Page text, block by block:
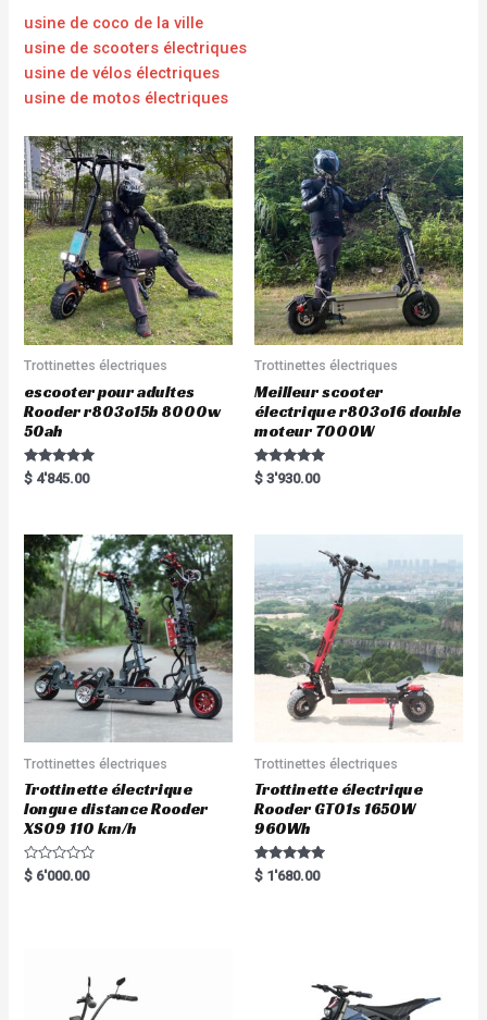
usine de coco de la ville
usine de scooters électriques
usine de vélos électriques
usine de motos électriques
Trottinettes électriques
escooter pour adultes
Rooder r803o15b 8000w
50ah
Rated
5.00
$ 4'845.00
Trottinettes électriques
Meilleur scooter
électrique r803o16 double
moteur 7000W
Rated
5.00
$ 3'930.00
Trottinettes électriques
Trottinette électrique
longue distance Rooder
XS09 110 km/h
R
a
$ 6'000.00
Trottinettes électriques
Trottinette électrique
Rooder GT01s 1650W
960Wh
Rated
5.00
$ 1'680.00